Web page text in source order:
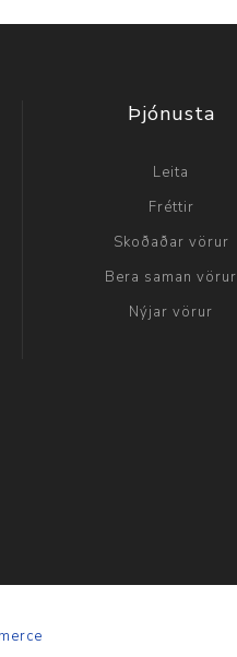
Þjónusta
Leita
Fréttir
Skoðaðar vörur
Bera saman vörur
Nýjar vörur